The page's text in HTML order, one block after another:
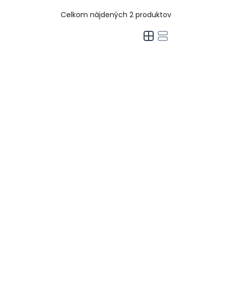
Celkom nájdených 2 produktov